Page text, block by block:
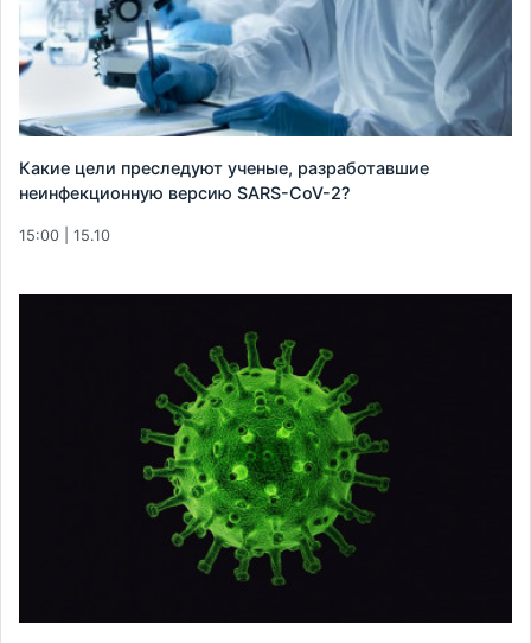
Какие цели преследуют ученые, разработавшие
неинфекционную версию SARS-CoV-2?
15:00 | 15.10